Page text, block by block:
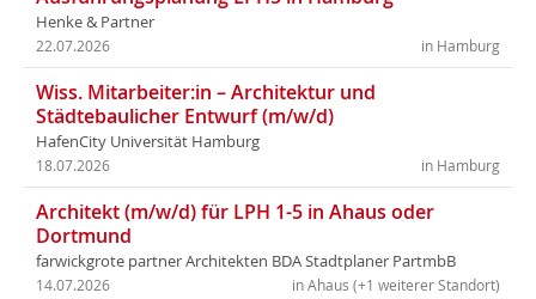
Henke & Partner
in Hamburg
22.07.2026
Wiss. Mitarbeiter:in – Architektur und
Städtebaulicher Entwurf (m/w/d)
HafenCity Universität Hamburg
in Hamburg
18.07.2026
Architekt (m/w/d) für LPH 1-5 in Ahaus oder
Dortmund
farwickgrote partner Architekten BDA Stadtplaner PartmbB
in Ahaus (+1 weiterer Standort)
14.07.2026